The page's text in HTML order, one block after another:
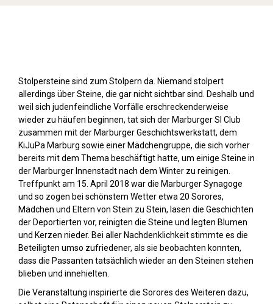
Stolpersteine sind zum Stolpern da. Niemand stolpert
allerdings über Steine, die gar nicht sichtbar sind. Deshalb und
weil sich judenfeindliche Vorfälle erschreckenderweise
wieder zu häufen beginnen, tat sich der Marburger SI Club
zusammen mit der Marburger Geschichtswerkstatt, dem
KiJuPa Marburg sowie einer Mädchengruppe, die sich vorher
bereits mit dem Thema beschäftigt hatte, um einige Steine in
der Marburger Innenstadt nach dem Winter zu reinigen.
Treffpunkt am 15. April 2018 war die Marburger Synagoge
und so zogen bei schönstem Wetter etwa 20 Sorores,
Mädchen und Eltern von Stein zu Stein, lasen die Geschichten
der Deportierten vor, reinigten die Steine und legten Blumen
und Kerzen nieder. Bei aller Nachdenklichkeit stimmte es die
Beteiligten umso zufriedener, als sie beobachten konnten,
dass die Passanten tatsächlich wieder an den Steinen stehen
blieben und innehielten.
Die Veranstaltung inspirierte die Sorores des Weiteren dazu,